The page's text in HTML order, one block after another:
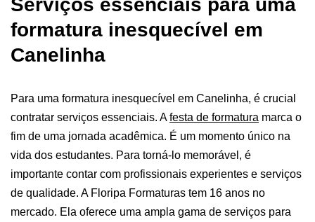
Serviços essenciais para uma
formatura inesquecível em
Canelinha
Para uma formatura inesquecível em Canelinha, é crucial
contratar serviços essenciais. Afesta de formatura marca o
fim de uma jornada acadêmica. É um momento único na
vida dos estudantes. Para torná-lo memorável, é
importante contar com profissionais experientes e serviços
de qualidade. A Floripa Formaturas tem 16 anos no
mercado. Ela oferece uma ampla gama de serviços para